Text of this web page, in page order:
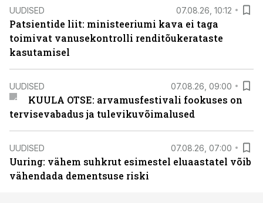
UUDISED 07.08.26, 10:12
Patsientide liit: ministeeriumi kava ei taga
toimivat vanusekontrolli renditõukerataste
kasutamisel
UUDISED 07.08.26, 09:00
KUULA OTSE: arvamusfestivali fookuses on
tervisevabadus ja tulevikuvõimalused
UUDISED 07.08.26, 07:00
Uuring: vähem suhkrut esimestel eluaastatel võib
vähendada dementsuse riski